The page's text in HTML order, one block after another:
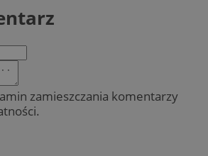
zamieszczania komentarzy